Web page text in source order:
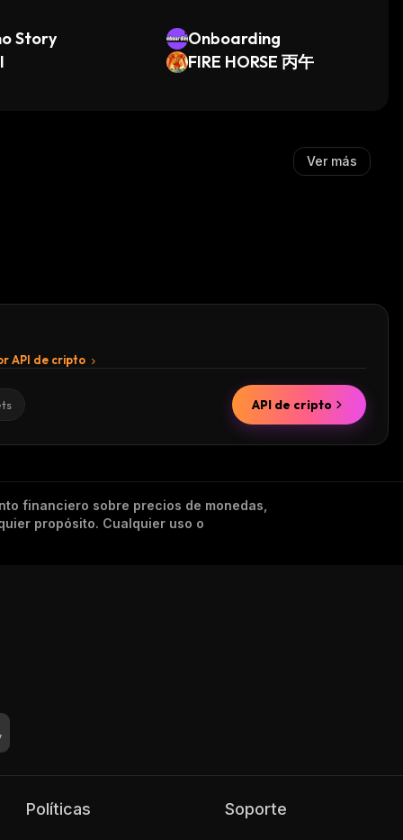
Story
Onboarding
FIRE HORSE 丙午
Ver más
API de cripto
API de cripto
financiero sobre precios de monedas,
propósito. Cualquier uso o
Políticas Soporte